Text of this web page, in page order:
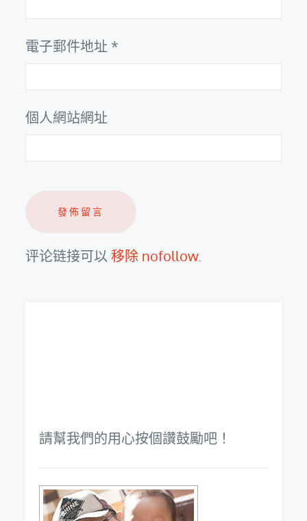
電子郵件地址 *
個人網站網址
评论链接可以移除 nofollow.
請幫我們的用心按個讚鼓勵吧！